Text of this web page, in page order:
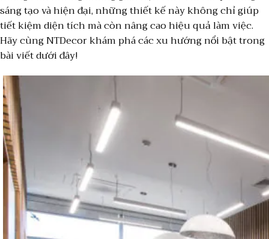
sáng tạo và hiện đại, những thiết kế này không chỉ giúp
tiết kiệm diện tích mà còn nâng cao hiệu quả làm việc.
Hãy cùng NTDecor khám phá các xu hướng nổi bật trong
bài viết dưới đây!